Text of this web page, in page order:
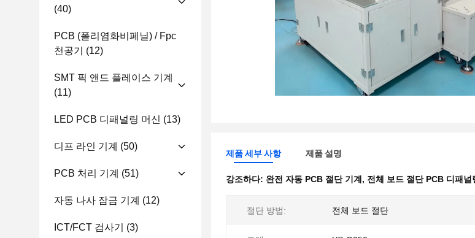
(40)
PCB (폴리염화비페닐) / Fpc
천공기
(12)
SMT 픽 앤드 플레이스 기계
(11)
LED PCB 디패널링 머신 (13)
디프 라인 기계 (50)
PCB 처리 기계 (51)
자동 나사 잠금 기계 (12)
ICT/FCT 검사기 (3)
제품 세부 사항 제품 설명
강조하다: 완전 자동 PCB 절단 기계 , 전체 보드 절단 PCB 디패널
절단 방법: 전체 보드 절단